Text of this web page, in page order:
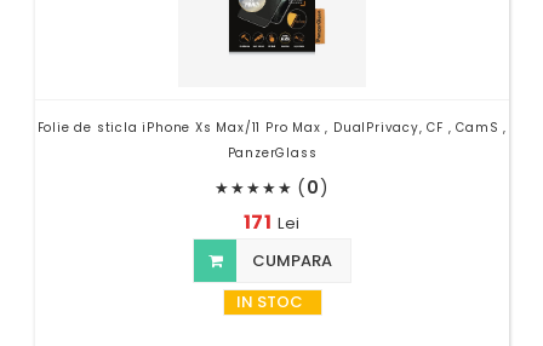
Folie de sticla iPhone Xs Max/11 Pro Max , DualPrivacy, CF , CamS ,
PanzerGlass
★★★★★ (0)
171 Lei
CUMPARA
IN STOC